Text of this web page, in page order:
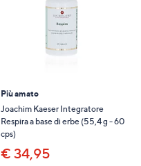
Più amato
Joachim Kaeser Integratore
Respira a base di erbe (55,4 g - 60
cps)
€ 34,95